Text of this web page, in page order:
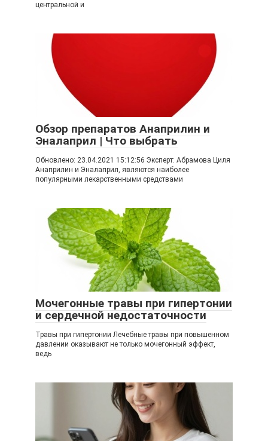
центральной и
Обзор препаратов Анаприлин и
Эналаприл | Что выбрать
Обновлено: 23.04.2021 15:12:56 Эксперт: Абрамова Циля
Анаприлин и Эналаприл, являются наиболее
популярными лекарственными средствами
Мочегонные травы при гипертонии
и сердечной недостаточности
Травы при гипертонии Лечебные травы при повышенном
давлении оказывают не только мочегонный эффект,
ведь